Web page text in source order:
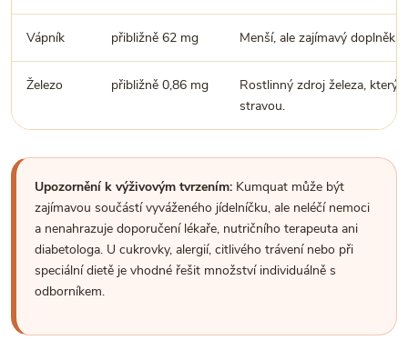
Vápník přibližně 62 mg Menší, ale zajímavý doplněk
Železo přibližně 0,86 mg
Rostlinný zdroj železa, který
stravou.
Upozornění k výživovým tvrzením: Kumquat může být
zajímavou součástí vyváženého jídelníčku, ale neléčí nemoci
a nenahrazuje doporučení lékaře, nutričního terapeuta ani
diabetologa. U cukrovky, alergií, citlivého trávení nebo při
speciální dietě je vhodné řešit množství individuálně s
odborníkem.